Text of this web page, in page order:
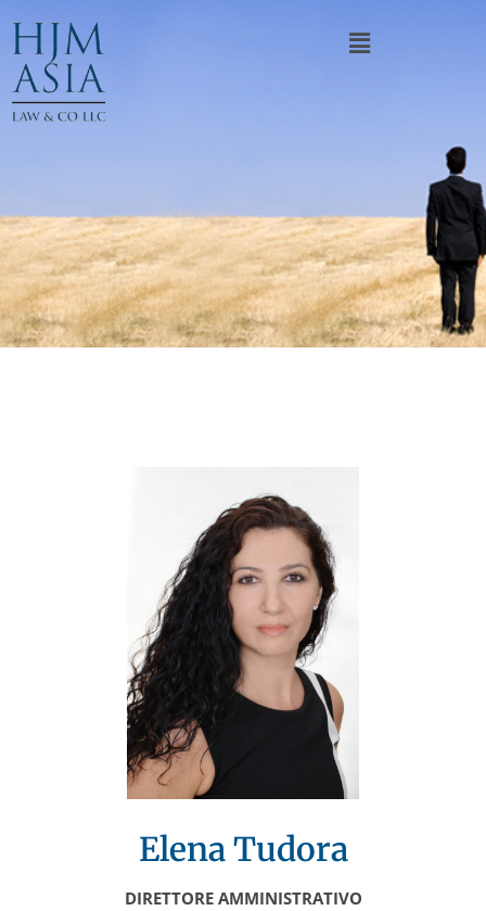
Elena Tudora
DIRETTORE AMMINISTRATIVO